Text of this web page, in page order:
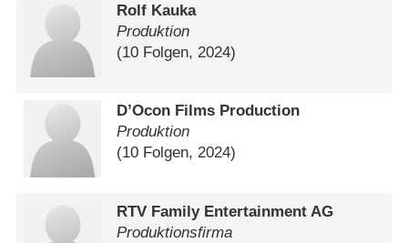
Rolf Kauka
Produktion
(10 Folgen, 2024)
D’Ocon Films Production
Produktion
(10 Folgen, 2024)
RTV Family Entertainment AG
Produktionsfirma